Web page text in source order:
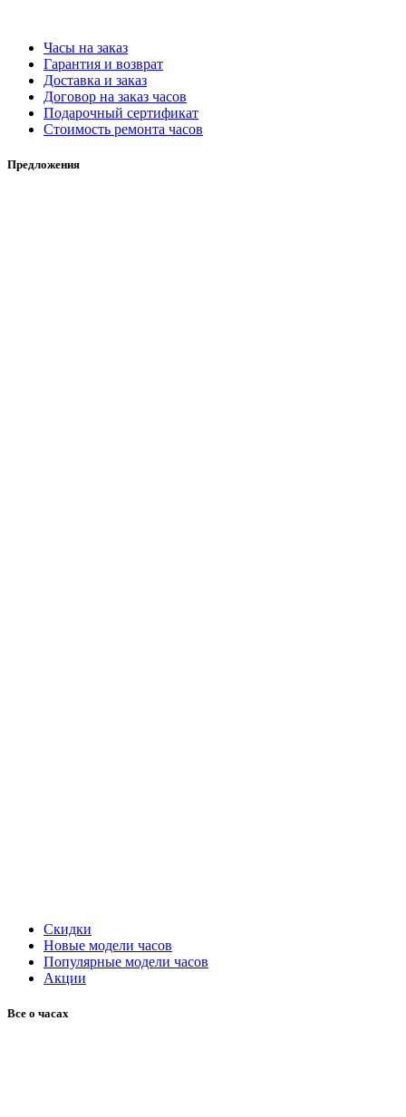
Часы на заказ
Гарантия и возврат
Доставка и заказ
Договор на заказ часов
Подарочный сертификат
Стоимость ремонта часов
Предложения
Скидки
Новые модели часов
Популярные модели часов
Акции
Все о часах